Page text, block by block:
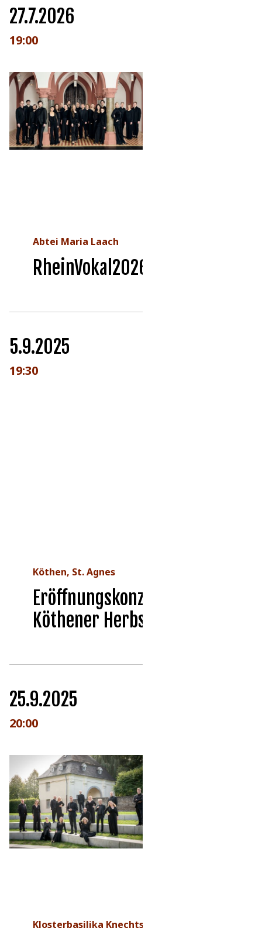
27.7.2026
19:00
Abtei Maria Laach
RheinVokal2026
5.9.2025
19:30
Köthen, St. Agnes
Eröffnungskonzert
Köthener Herbst
25.9.2025
20:00
Klosterbasilika Knechtsteden